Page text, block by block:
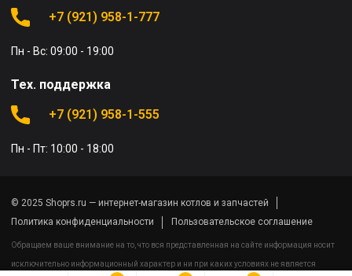
+7 (921) 958-1-777
Пн - Вс: 09:00 - 19:00
Тех. поддержка
+7 (921) 958-1-555
Пн - Пт: 10:00 - 18:00
© 2025 Shoprs.ru — интернет-магазин котлов и запчастей
Политика конфиденциальности
Пользовательское соглашение
Обращаем ваше внимание на то, что вся представленная на сайте информация носит
исключительно информационный характер и ни при каких условиях не является